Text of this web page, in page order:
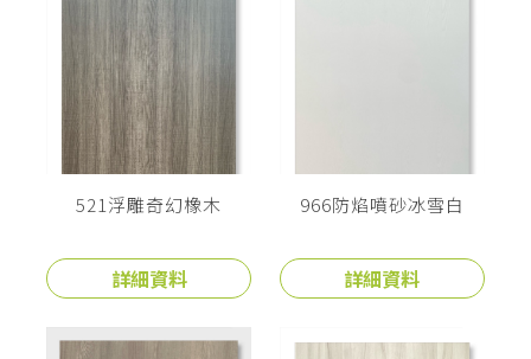
521浮雕奇幻橡木
詳細資料
966防焰噴砂冰雪白
詳細資料